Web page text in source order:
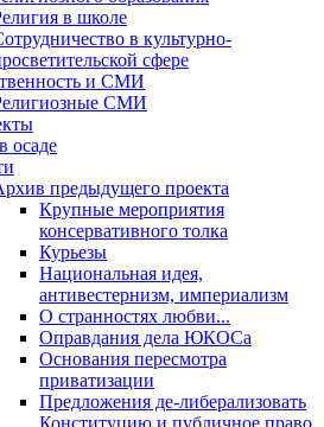
в школе
в культурно-
сфере
и СМИ
СМИ
осаде
предыдущего проекта
Крупные мероприятия
консервативного толка
Курьезы
Национальная идея,
антивестернизм, империализм
О странностях любви...
Оправдания дела ЮКОСа
Основания пересмотра
приватизации
Предложения де-либерализовать
Конституцию и публичное право